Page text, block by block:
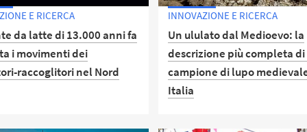
E RICERCA
da latte di 13.000 anni fa
i movimenti dei
raccoglitori nel Nord
INNOVAZIONE E RICERCA
Un ululato dal Medioevo: la
descrizione più completa di
campione di lupo
Italia